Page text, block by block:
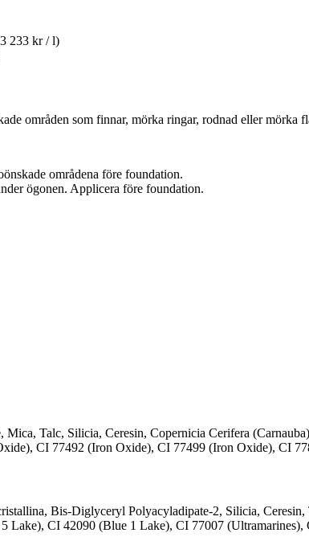
233 kr / l)
områden som finnar, mörka ringar, rodnad eller mörka
områdena före foundation.
ögonen. Applicera före foundation.
Talc, Silicia, Ceresin, Copernicia Cerifera
CI 77492 (Iron Oxide), CI 77499 (Iron Oxide), CI
Bis-Diglyceryl Polyacyladipate-2, Silicia,
CI 42090 (Blue 1 Lake), CI 77007 (Ultramarines)